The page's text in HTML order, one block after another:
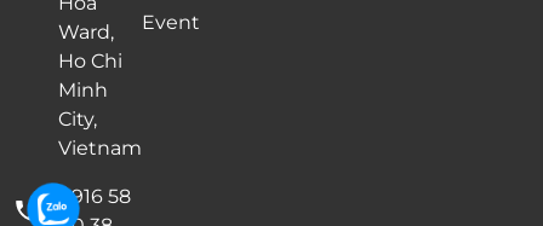
Ward,
Ho Chi
Minh
City,
Vietnam
0916 58
Event